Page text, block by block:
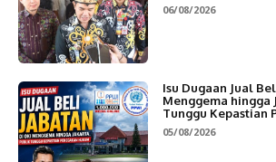
06/08/2026
Isu Dugaan Jual
Menggema hingga
Tunggu Kepastian
05/08/2026